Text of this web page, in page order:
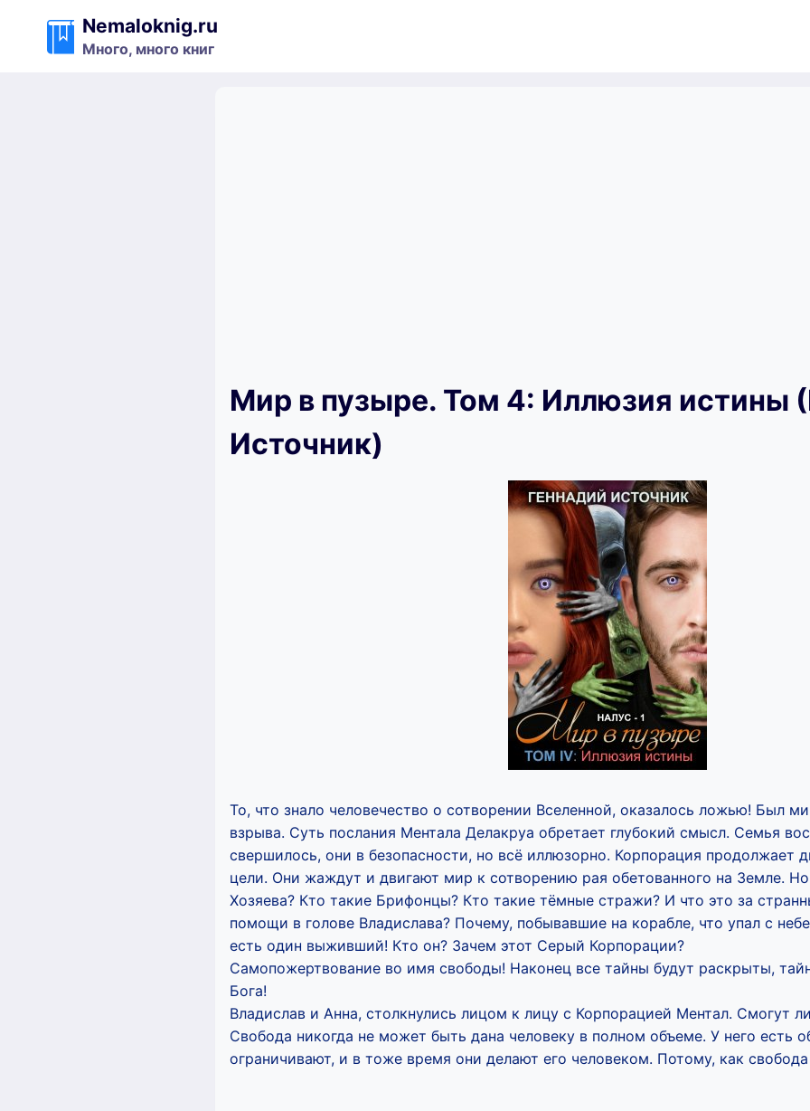
содержимому
Nemaloknig.ru
Много, много книг
Мир в пузыре. Том 4: Иллюзия истины
Источник)
То, что знало человечество о сотворении Вселенной, оказалось ложью! Был
взрыва. Суть послания Ментала Делакруа обретает глубокий смысл. Семья
свершилось, они в безопасности, но всё иллюзорно. Корпорация продолжает
цели. Они жаждут и двигают мир к сотворению рая обетованного на Земле.
Хозяева? Кто такие Брифонцы? Кто такие тёмные стражи? И что это за
помощи в голове Владислава? Почему, побывавшие на корабле, что упал с
есть один выживший! Кто он? Зачем этот Серый Корпорации?
Самопожертвование во имя свободы! Наконец все тайны будут раскрыты,
Бога!
Владислав и Анна, столкнулись лицом к лицу с Корпорацией Ментал. Смогут
Свобода никогда не может быть дана человеку в полном объеме. У него есть
ограничивают, и в тоже время они делают его человеком. Потому, как